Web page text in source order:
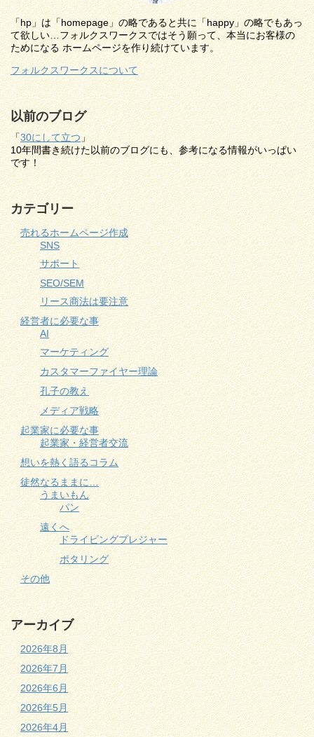
「hp」は「homepage」の略であると共に「happy」の略でもあっ
て欲しい…フォルクスワークスではそう願って、本当にお客様の
ためになる ホームページを作り続けています。
フォルクスワークスについて
以前のブログ
「30にして立つ」
10年間書き続けた以前のブログにも、参考になる情報がいっぱい
です！
カテゴリー
売れるホームページ作成
SNS
サポート
SEO/SEM
リース商法は要注意
経営者に必要な事
AI
マーケティング
カスタマーファイヤー理論
孔子の教え
メディア戦略
起業家に必要な事
起業家・経営者交流
想いを熱く語るコラム
徒然なるままに…
うまいもん
パン
遠くへ
ドライビングプレジャー
ポタリング
その他
アーカイブ
2026年8月
2026年7月
2026年6月
2026年5月
2026年4月